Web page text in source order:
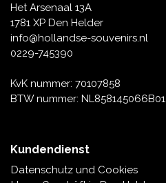
Het Arsenaal 13A
1781 XP Den Helder
info@hollandse-souvenirs.nl
0229-745390
KvK nummer: 70107858
BTW nummer: NL858145066B01
Kundendienst
Datenschutz und Cookies